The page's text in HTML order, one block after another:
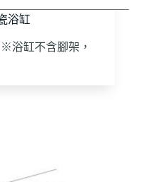
浴缸
浴缸不含腳架，